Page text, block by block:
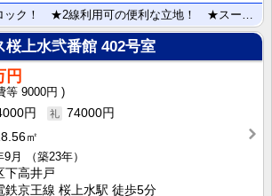
桜上水弐番館 402号室
円
9000円
円
74000円
㎡
9月
（築23年）
下高井戸
鉄京王線 桜上水駅 徒歩5分